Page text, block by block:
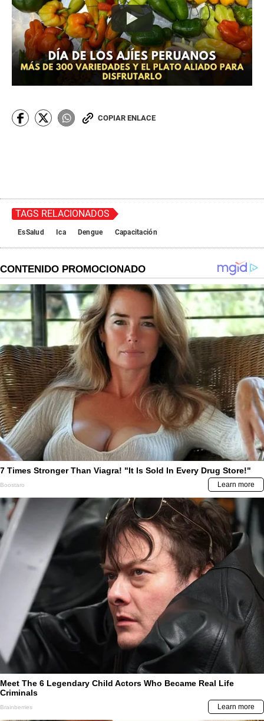
COPIAR ENLACE
TAGS RELACIONADOS
EsSalud Ica Dengue Capacitación